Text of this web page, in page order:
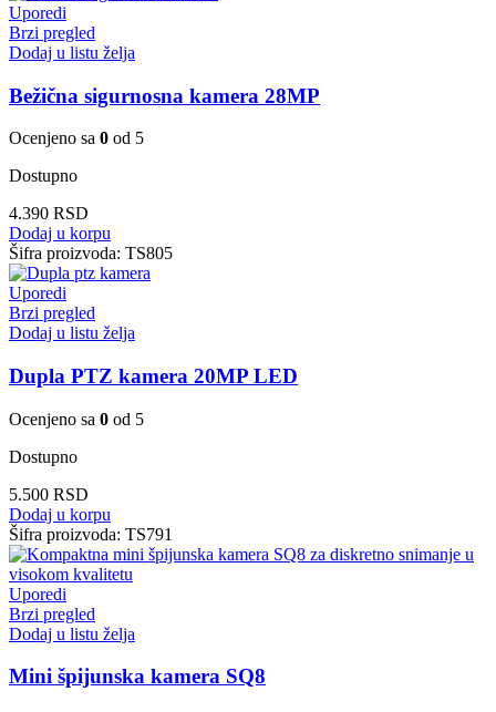
Uporedi
Brzi pregled
Dodaj u listu želja
Bežična sigurnosna kamera 28MP
Ocenjeno sa 0 od 5
Dostupno
4.390 RSD
Dodaj u korpu
Šifra proizvoda: TS805
Uporedi
Brzi pregled
Dodaj u listu želja
Dupla PTZ kamera 20MP LED
Ocenjeno sa 0 od 5
Dostupno
5.500 RSD
Dodaj u korpu
Šifra proizvoda: TS791
Uporedi
Brzi pregled
Dodaj u listu želja
Mini špijunska kamera SQ8